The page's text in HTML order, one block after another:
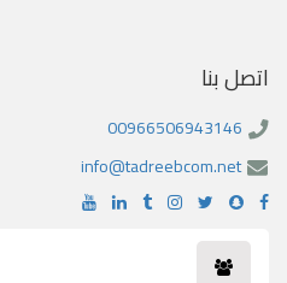
اتصل بنا
00966506943146
info@tadreebcom.net